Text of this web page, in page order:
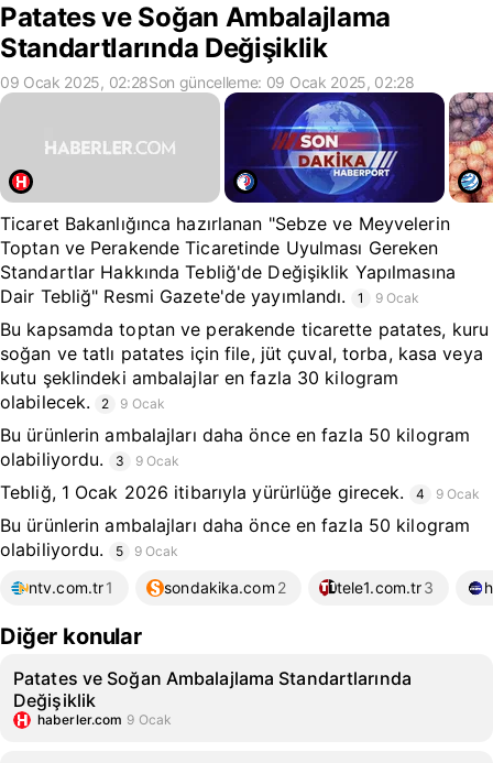
Patates ve Soğan Ambalajlama
Standartlarında Değişiklik
09 Ocak 2025, 02:28Son güncelleme: 09 Ocak 2025, 02:28
Ticaret Bakanlığınca hazırlanan "Sebze ve Meyvelerin
Toptan ve Perakende Ticaretinde Uyulması Gereken
Standartlar Hakkında Tebliğ'de Değişiklik Yapılmasına
Dair Tebliğ" Resmi Gazete'de yayımlandı.
1 9 Ocak
Bu kapsamda toptan ve perakende ticarette patates, kuru
soğan ve tatlı patates için file, jüt çuval, torba, kasa veya
kutu şeklindeki ambalajlar en fazla 30 kilogram
olabilecek.
2 9 Ocak
Bu ürünlerin ambalajları daha önce en fazla 50 kilogram
olabiliyordu.
3 9 Ocak
Tebliğ, 1 Ocak 2026 itibarıyla yürürlüğe girecek. 4 9 Ocak
Bu ürünlerin ambalajları daha önce en fazla 50 kilogram
olabiliyordu.
5 9 Ocak
ntv.com.tr1 sondakika.com 2 tele1.com.tr3
Diğer konular
Patates ve Soğan Ambalajlama Standartlarında
Değişiklik
haberler.com 9 Ocak